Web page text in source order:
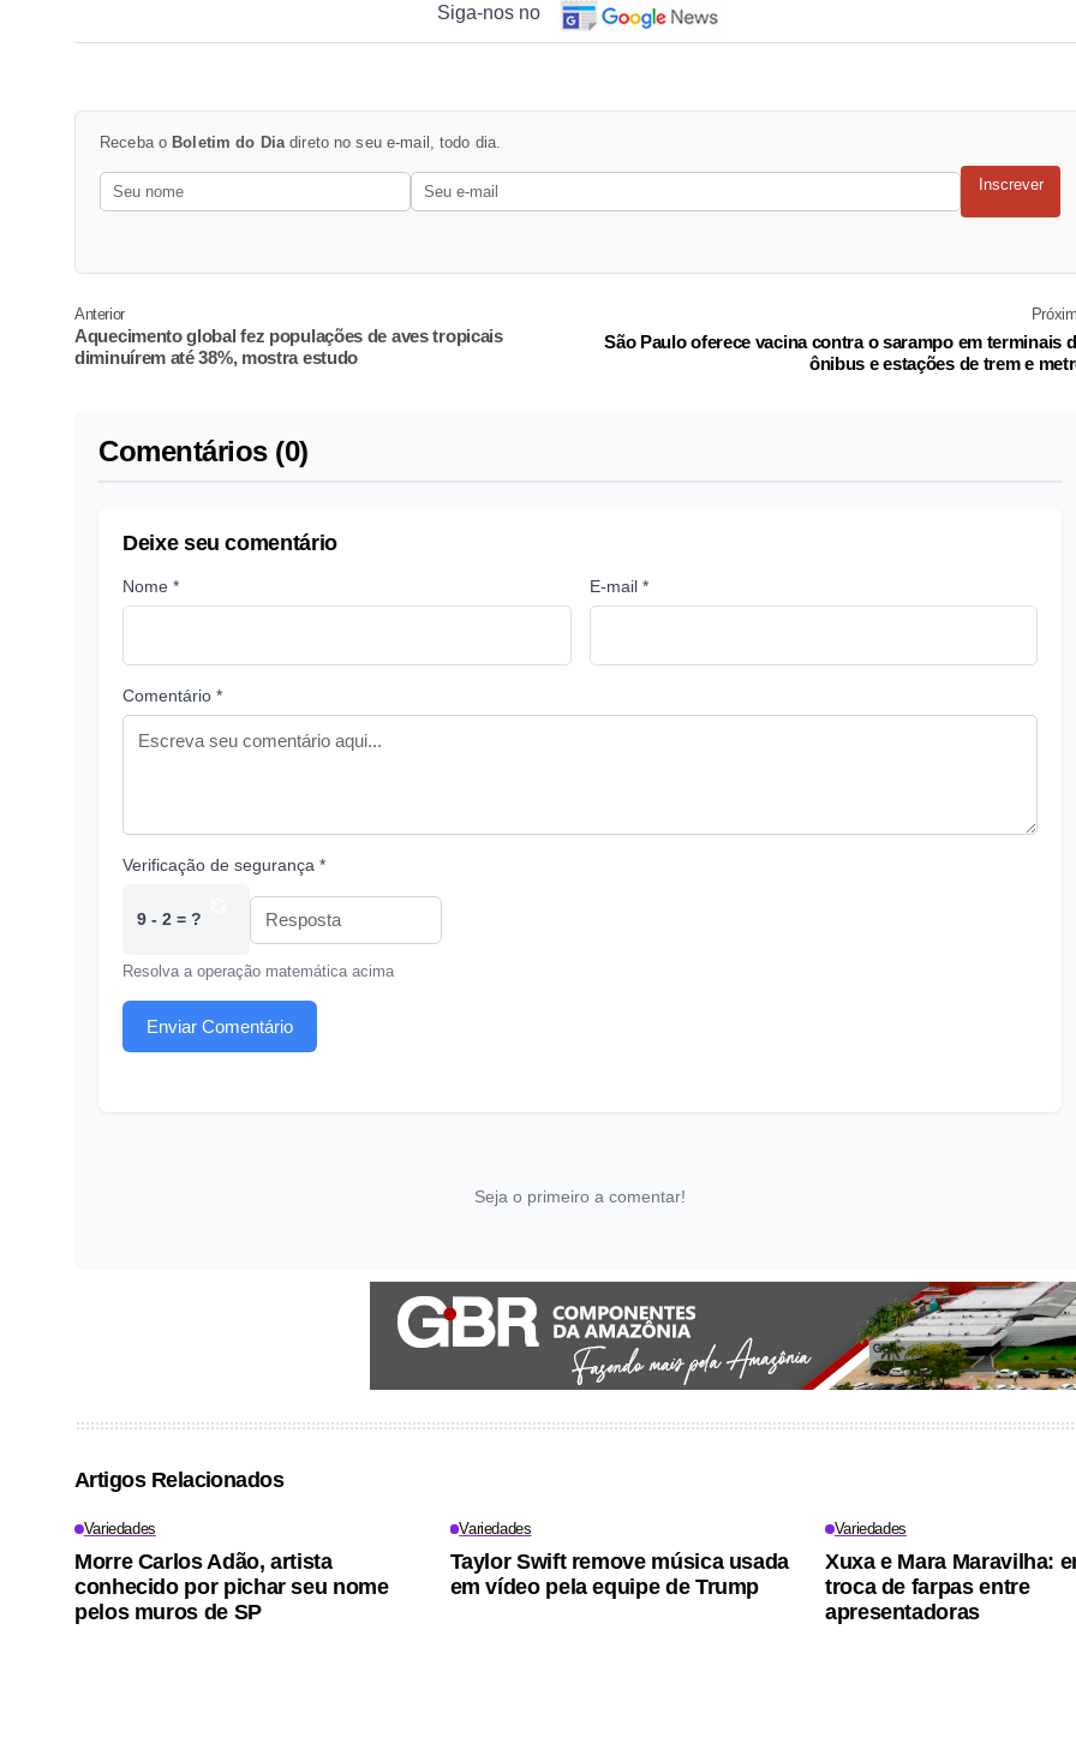
Siga-nos no
Receba o Boletim do Diadireto no seu e-mail, todo dia.
Inscrever
Anterior
Aquecimento global fez populações de aves tropicais
diminuírem até 38%, mostra estudo
São Paulo oferece vacina contra o sarampo em terminais
ônibus e estações de trem e
Comentários (0)
Deixe seu comentário
Nome * E-mail *
Comentário *
Verificação de segurança *
9 - 2 = ?
Resolva a operação matemática acima
Enviar Comentário
Seja o primeiro a comentar!
Artigos Relacionados
Variedades
Morre Carlos Adão, artista
conhecido por pichar seu nome
pelos muros de SP
Variedades
Taylor Swift remove música usada
em vídeo pela equipe de Trump
Variedades
Xuxa e Mara Maravilha:
troca de farpas entre
apresentadoras